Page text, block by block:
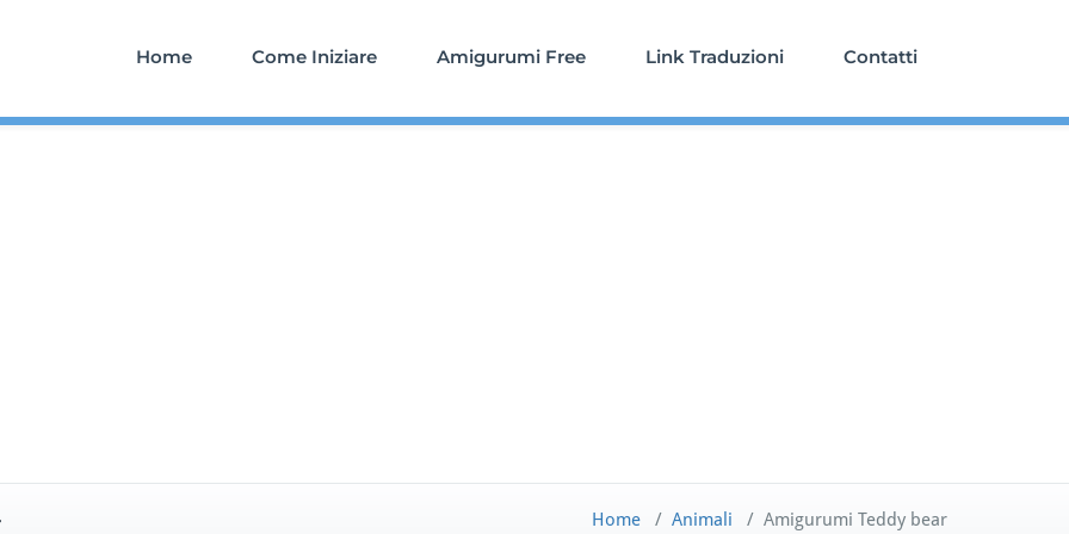
Home Come Iniziare Amigurumi Free Link Traduzioni Contatti
Home / Animali / Amigurumi Teddy bear